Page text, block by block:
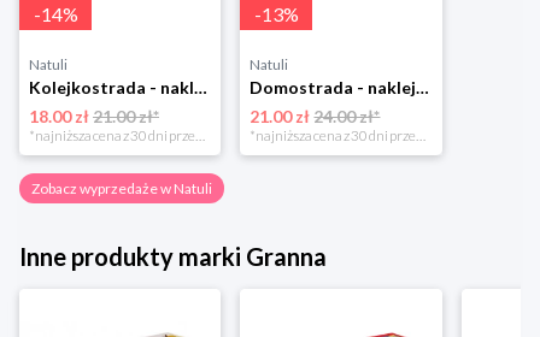
-14%
Natuli
Kolejkostrada - naklejaj tory Zuzutoys
18.00 zł21.00 zł*
*najniższa cena z 30 dni przed obniżką
-13%
Natuli
Domostrada - naklejaj ulice Zuzutoys
21.00 zł 24.00 zł*
*najniższa cena z 30 dni przed obniżką
Zobacz wyprzedaże w Natuli
Inne produkty marki Granna